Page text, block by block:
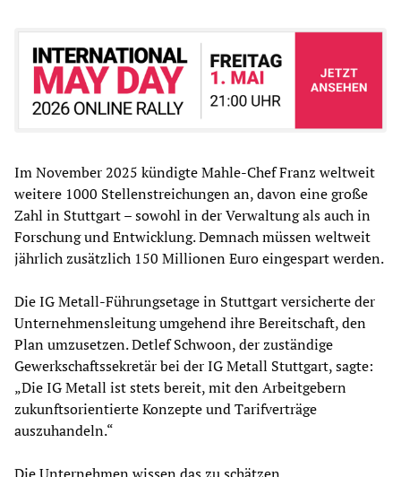
Im November 2025 kündigte Mahle-Chef Franz weltweit
weitere 1000 Stellenstreichungen an, davon eine große
Zahl in Stuttgart – sowohl in der Verwaltung als auch in
Forschung und Entwicklung. Demnach müssen weltweit
jährlich zusätzlich 150 Millionen Euro eingespart werden.
Die IG Metall-Führungsetage in Stuttgart versicherte der
Unternehmensleitung umgehend ihre Bereitschaft, den
Plan umzusetzen. Detlef Schwoon, der zuständige
Gewerkschaftssekretär bei der IG Metall Stuttgart, sagte:
„Die IG Metall ist stets bereit, mit den Arbeitgebern
zukunftsorientierte Konzepte und Tarifverträge
auszuhandeln.“